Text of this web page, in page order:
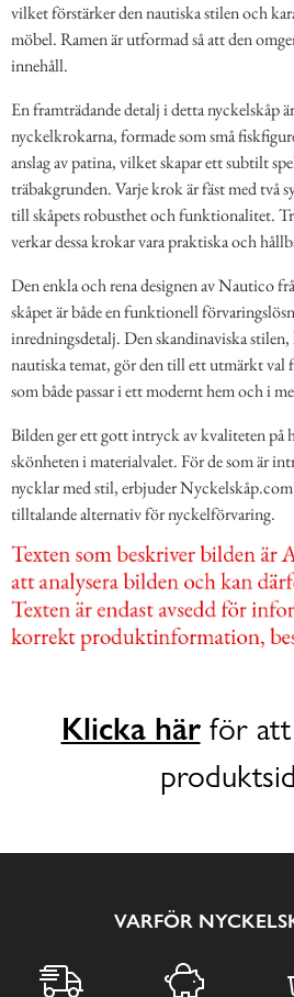
vilket förstärker den nautiska stilen och
möbel. Ramen är utformad så att den
innehåll.
En framträdande detalj i detta nyckelskåp
nyckelkrokarna, formade som små
anslag av patina, vilket skapar ett subtilt
träbakgrunden. Varje krok är fäst med två
till skåpets robusthet och funktionalitet.
verkar dessa krokar vara praktiska och
Den enkla och rena designen av Nautico
skåpet är både en funktionell
inredningsdetalj. Den skandinaviska
nautiska temat, gör den till ett utmärkt val
som både passar i ett modernt hem och i
Bilden ger ett gott intryck av kvaliteten på
skönheten i materialvalet. För de som är
nycklar med stil, erbjuder
tilltalande alternativ för nyckelförvaring.
Klicka härför att
VARFÖR